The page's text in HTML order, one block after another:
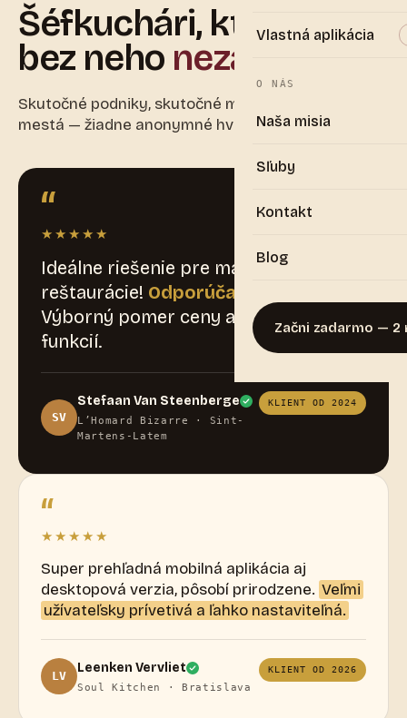
Vlastná aplikácia
O NÁS
Naša misia
Sľuby
Kontakt
Blog
Začni zadarmo — 2
Šéfkuchári, ktorí sa už
bez neho nezaobídu.
Skutočné podniky, skutočné mená, skutočné
mestá — žiadne anonymné hviezdičky.
“
★★★★★
Ideálne riešenie pre majiteľa
reštaurácie! Odporúčam každému.
Výborný pomer ceny a výkonu, veľa
funkcií.
SV
Stefaan Van Steenberge
L’Homard Bizarre · Sint-
Martens-Latem
KLIENT OD 2024
“
★★★★★
Super prehľadná mobilná aplikácia aj
desktopová verzia, pôsobí prirodzene. Veľmi
užívateľsky prívetivá a ľahko nastaviteľná.
LV
Leenken Vervliet
Soul Kitchen · Bratislava
KLIENT OD 2026